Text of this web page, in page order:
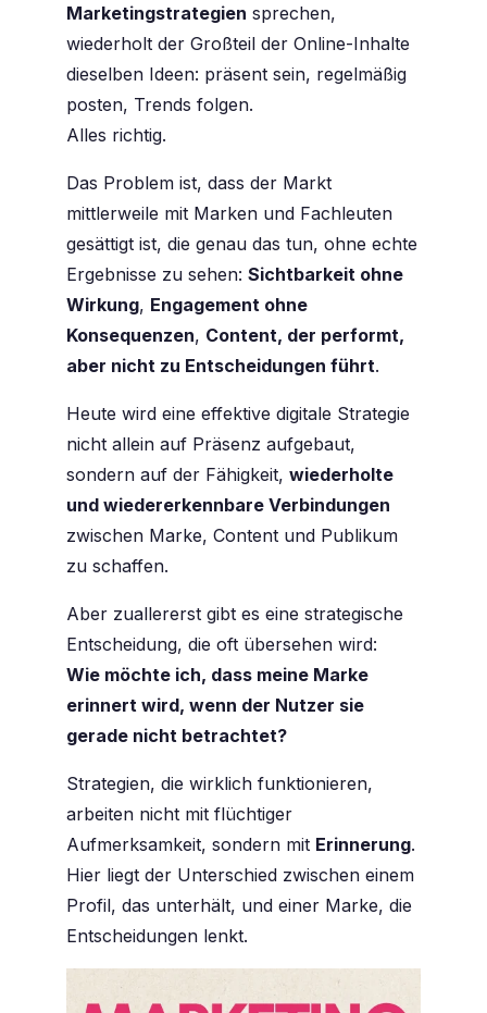
Marketingstrategien sprechen,
wiederholt der Großteil der Online-Inhalte
dieselben Ideen: präsent sein, regelmäßig
posten, Trends folgen.
Alles richtig.
Das Problem ist, dass der Markt
mittlerweile mit Marken und Fachleuten
gesättigt ist, die genau das tun, ohne echte
Ergebnisse zu sehen: Sichtbarkeit ohne
Wirkung, Engagement ohne
Konsequenzen, Content, der performt,
aber nicht zu Entscheidungen führt.
Heute wird eine effektive digitale Strategie
nicht allein auf Präsenz aufgebaut,
sondern auf der Fähigkeit, wiederholte
und wiedererkennbare Verbindungen
zwischen Marke, Content und Publikum
zu schaffen.
Aber zuallererst gibt es eine strategische
Entscheidung, die oft übersehen wird:
Wie möchte ich, dass meine Marke
erinnert wird, wenn der Nutzer sie
gerade nicht betrachtet?
Strategien, die wirklich funktionieren,
arbeiten nicht mit flüchtiger
Aufmerksamkeit, sondern mit Erinnerung.
Hier liegt der Unterschied zwischen einem
Profil, das unterhält, und einer Marke, die
Entscheidungen lenkt.